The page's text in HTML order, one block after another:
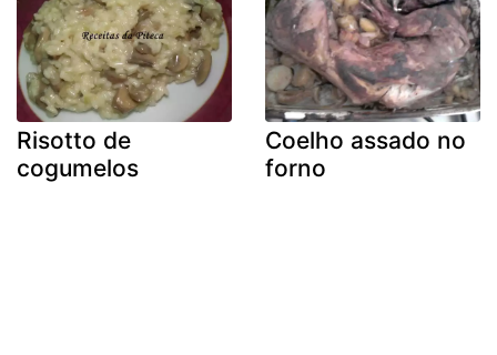
Risotto de
cogumelos
Coelho assado no
forno